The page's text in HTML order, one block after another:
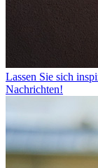
Lassen Sie sich
Nachrichten!